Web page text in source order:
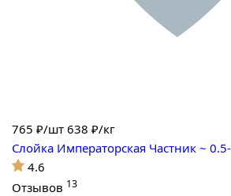
765 ₽/шт 638 ₽/кг
Слойка Императорская Частник ~
4.6
Отзывов 13